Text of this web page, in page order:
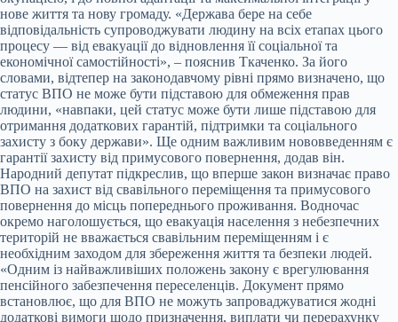
нове життя та нову громаду. «Держава бере на себе
відповідальність супроводжувати людину на всіх етапах цього
процесу — від евакуації до відновлення її соціальної та
економічної самостійності», – пояснив Ткаченко. За його
словами, відтепер на законодавчому рівні прямо визначено, що
статус ВПО не може бути підставою для обмеження прав
людини, «навпаки, цей статус може бути лише підставою для
отримання додаткових гарантій, підтримки та соціального
захисту з боку держави». Ще одним важливим нововведенням є
гарантії захисту від примусового повернення, додав він.
Народний депутат підкреслив, що вперше закон визначає право
ВПО на захист від свавільного переміщення та примусового
повернення до місць попереднього проживання. Водночас
окремо наголошується, що евакуація населення з небезпечних
територій не вважається свавільним переміщенням і є
необхідним заходом для збереження життя та безпеки людей.
«Одним із найважливіших положень закону є врегулювання
пенсійного забезпечення переселенців. Документ прямо
встановлює, що для ВПО не можуть запроваджуватися жодні
додаткові вимоги щодо призначення, виплати чи перерахунку